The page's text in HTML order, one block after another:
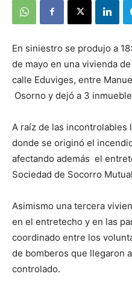
En siniestro se produjo a
de mayo en una vivienda
calle Eduviges, entre
Osorno y dejó a 3
A raíz de las incontrolables
donde se originó el
afectando además el
Sociedad de Socorro
Asimismo una tercera
en el entretecho y en las
coordinado entre los
de bomberos que llegaron
controlado.